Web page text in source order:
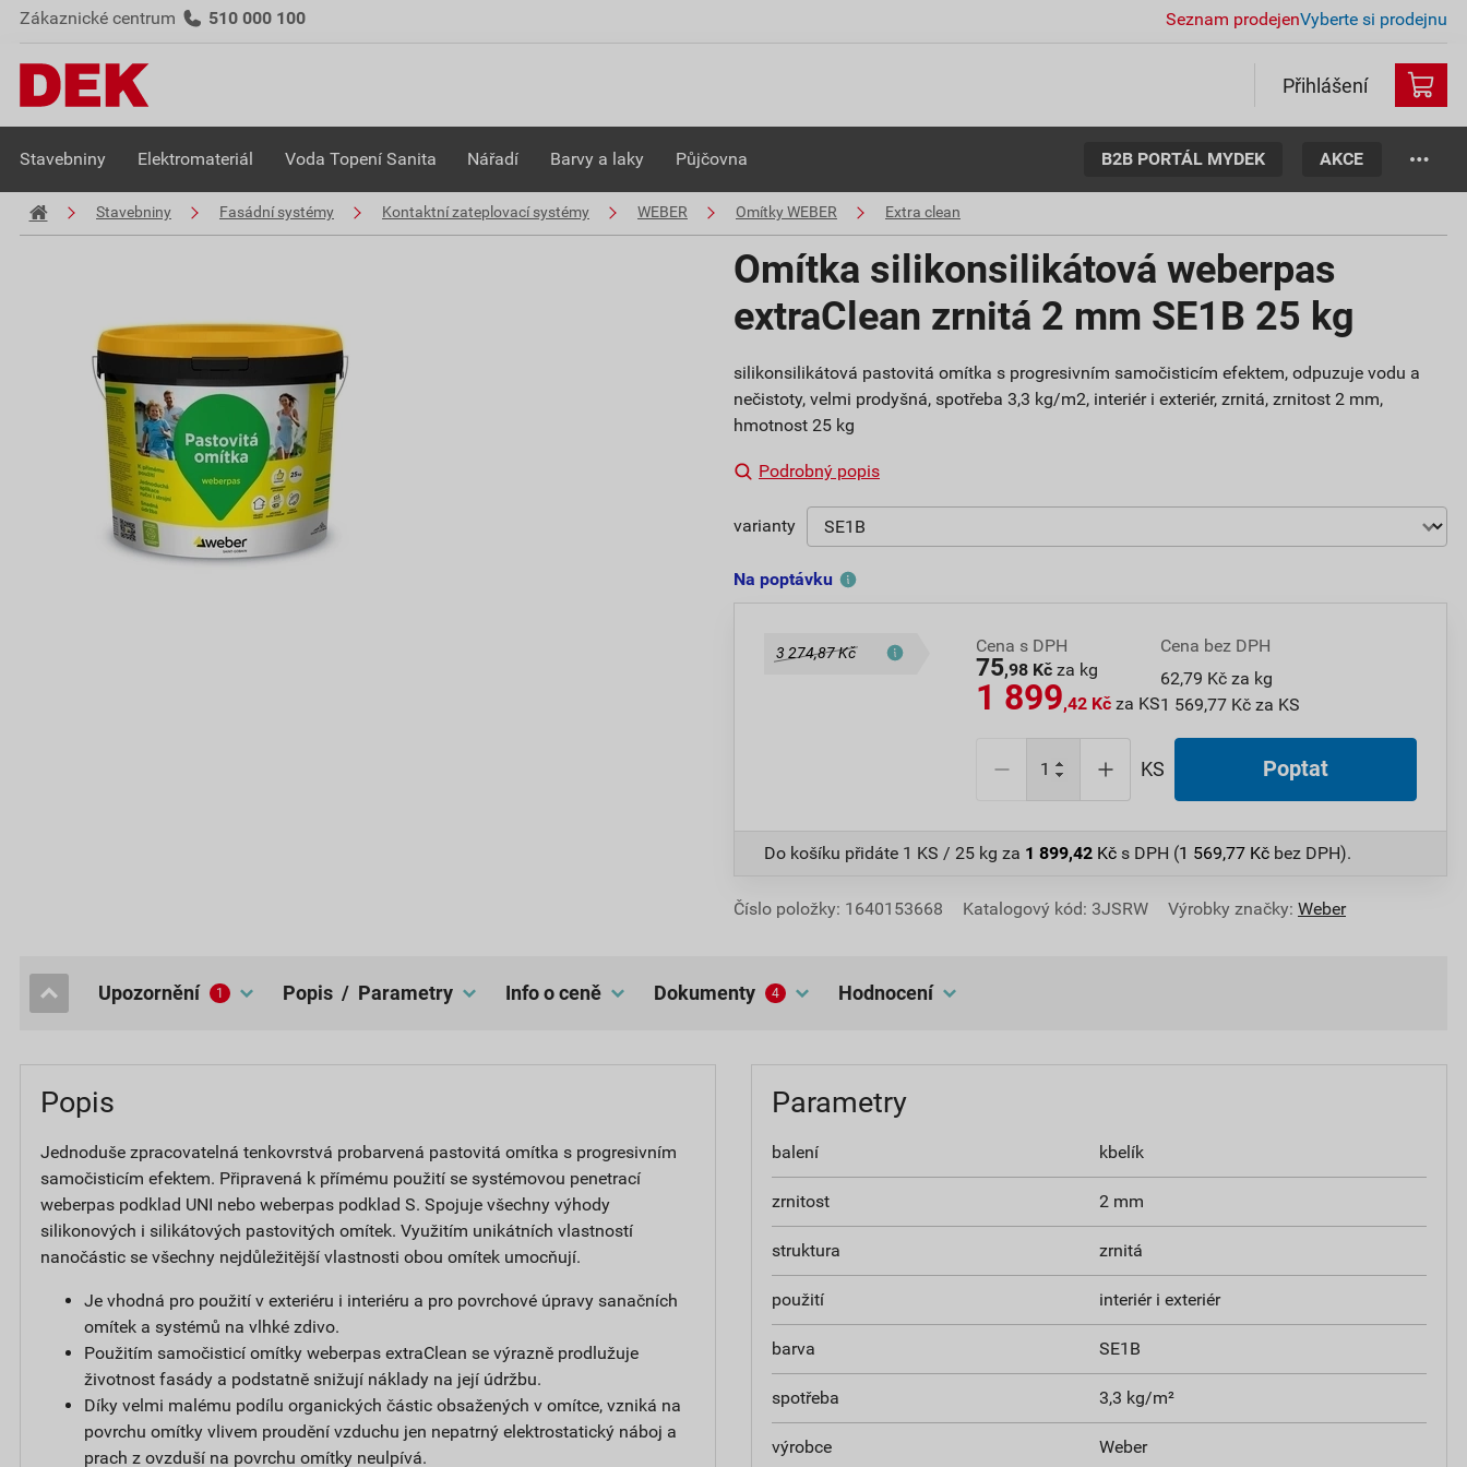
Zákaznické centrum 510 000 100 Seznam prodejenVyberte si prodejnu
Přihlášení
Stavebniny Elektromateriál Voda Topení Sanita Nářadí Barvy a laky Půjčovna B2B PORTÁL MYDEK AKCE
Stavebniny Fasádní systémy Kontaktní zateplovací systémy WEBER Omítky WEBER Extra clean
Omítka silikonsilikátová weberpas
extraClean zrnitá 2 mm SE1B 25 kg
silikonsilikátová pastovitá omítka s progresivním samočisticím efektem, odpuzuje vodu a
nečistoty, velmi prodyšná, spotřeba 3,3 kg/m2, interiér i exteriér, zrnitá, zrnitost 2 mm,
hmotnost 25 kg
Podrobný popis
varianty
Na poptávku
3 274,87 Kč Cena s DPH
75,98 Kč za kg
1 899,42 Kč za KS
Cena bez DPH
62,79 Kč za kg
1 569,77 Kč za KS
KS Poptat
Do košíku přidáte 1 KS / 25 kg za 1 899,42 Kč s DPH (1 569,77 Kč bez DPH).
Číslo položky: 1640153668 Katalogový kód: 3JSRW Výrobky značky: Weber
popis / Parametry
upozornění 1 Info o ceně dokumenty 4 hodnocení
Popis
Jednoduše zpracovatelná tenkovrstvá probarvená pastovitá omítka s progresivním
samočisticím efektem. Připravená k přímému použití se systémovou penetrací
weberpas podklad UNI nebo weberpas podklad S. Spojuje všechny výhody
silikonových i silikátových pastovitých omítek. Využitím unikátních vlastností
nanočástic se všechny nejdůležitější vlastnosti obou omítek umocňují.
Je vhodná pro použití v exteriéru i interiéru a pro povrchové úpravy sanačních
omítek a systémů na vlhké zdivo.
Použitím samočisticí omítky weberpas extraClean se výrazně prodlužuje
životnost fasády a podstatně snižují náklady na její údržbu.
Díky velmi malému podílu organických částic obsažených v omítce, vzniká na
povrchu omítky vlivem proudění vzduchu jen nepatrný elektrostatický náboj a
prach z ovzduší na povrchu omítky neulpívá.
Parametry
balení kbelík
zrnitost 2 mm
struktura zrnitá
použití interiér i exteriér
barva SE1B
spotřeba 3,3 kg/m²
výrobce Weber